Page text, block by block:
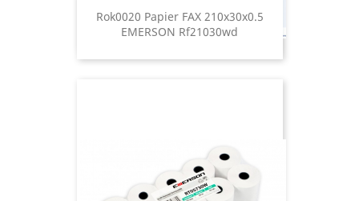
Rok0020 Papier FAX 210x30x0.5
EMERSON Rf21030wd